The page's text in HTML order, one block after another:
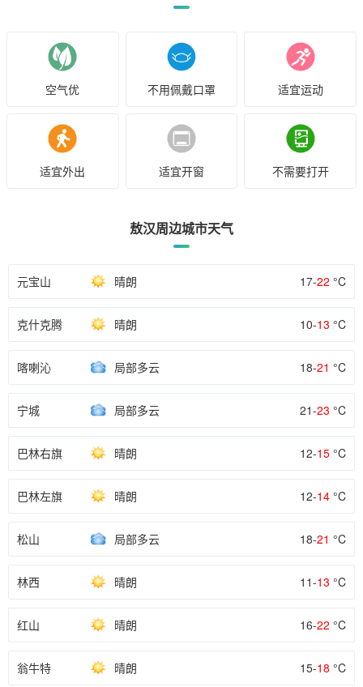
空气优 不用佩戴口罩 适宜运动
适宜外出 适宜开窗 不需要打开
敖汉周边城市天气
元宝山 晴朗 17-22 °C
克什克腾 晴朗 10-13 °C
喀喇沁 局部多云 18-21 °C
宁城 局部多云 21-23 °C
巴林右旗 晴朗 12-15 °C
巴林左旗 晴朗 12-14 °C
松山 局部多云 18-21 °C
林西 晴朗 11-13 °C
红山 晴朗 16-22 °C
翁牛特 晴朗 15-18 °C